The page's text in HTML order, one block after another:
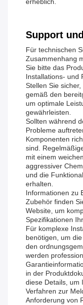
erheblich.
Support
Für technischen
Zusammenhang
Sie bitte das
Installations- und
Stellen Sie
gemäß den
um optimale
gewährleisten.
Sollten während
Probleme
Komponenten
sind.
mit einem
aggressiver
und die
erhalten.
Informationen zu
Zubehör finden
Website, um
Spezifikationen
Für komplexe
benötigen, um
den
werden
in der
diese Details, um
Verfahren zur
Anforderung von